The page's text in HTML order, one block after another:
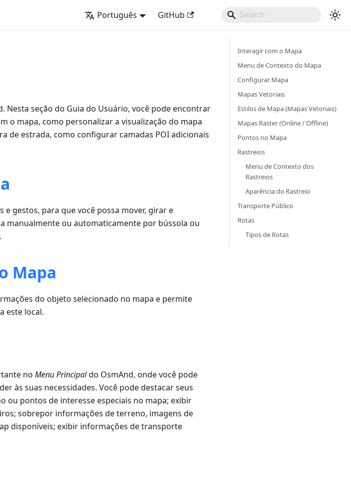
Português GitHub
Nesta seção do Guia do Usuário, você pode encontrar
o mapa, como personalizar a visualização do mapa
de estrada, como configurar camadas POI adicionais
gestos, para que você possa mover, girar e
manualmente ou automaticamente por bússola ou
Mapa
do objeto selecionado no mapa e permite
este local.
no Menu Principaldo OsmAnd, onde você pode
às suas necessidades. Você pode destacar seus
ou pontos de interesse especiais no mapa; exibir
sobrepor informações de terreno, imagens de
disponíveis; exibir informações de transporte
Interagir com o Mapa
Menu de Contexto do Mapa
Configurar Mapa
Mapas Vetoriais
Estilos de Mapa (Mapas Vetoriais)
Mapas Raster (Online / Offline)
Pontos no Mapa
Rastreios
Menu de Contexto dos
Rastreios
Aparência do Rastreio
Transporte Público
Rotas
Tipos de Rotas